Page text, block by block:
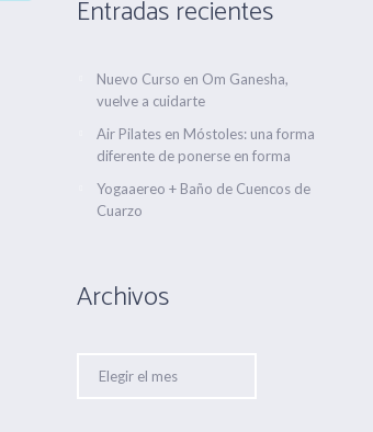
Entradas recientes
Nuevo Curso en Om Ganesha,
vuelve a cuidarte
Air Pilates en Móstoles: una forma
diferente de ponerse en forma
Yogaaereo + Baño de Cuencos de
Cuarzo
Archivos